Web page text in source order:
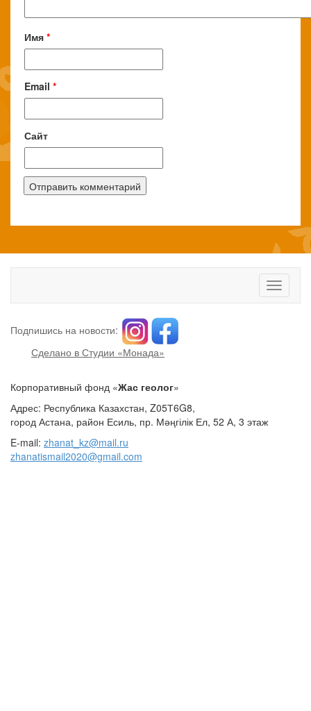
Имя *
Email *
Сайт
Toggle
Подпишись на новости:
Сделано в Студии «Монада»
Корпоративный фонд «Жас геолог»
Адрес: Республика Казахстан, Z05Т6G8,
город Астана, район Есиль, пр. Мәңгілік Ел, 52 А, 3 этаж
E-mail: zhanat_kz@mail.ru
zhanatismail2020@gmail.com